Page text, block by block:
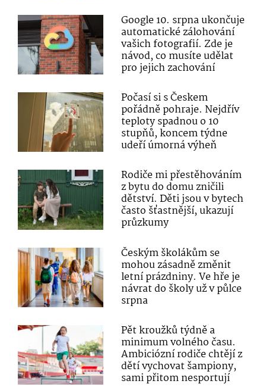
Google 10. srpna ukončuje
automatické zálohování
vašich fotografií. Zde je
návod, co musíte udělat
pro jejich zachování
Počasí si s Českem
pořádně pohraje. Nejdřív
teploty spadnou o 10
stupňů, koncem týdne
udeří úmorná výheň
Rodiče mi přestěhováním
z bytu do domu zničili
dětství. Děti jsou v bytech
často šťastnější, ukazují
průzkumy
Českým školákům se
mohou zásadně změnit
letní prázdniny. Ve hře je
návrat do školy už v půlce
srpna
Pět kroužků týdně a
minimum volného času.
Ambiciózní rodiče chtějí z
dětí vychovat šampiony,
sami přitom nesportují